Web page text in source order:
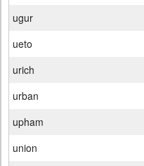
ugur
ueto
urich
urban
upham
union